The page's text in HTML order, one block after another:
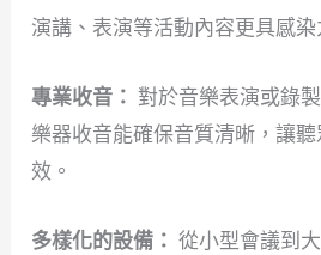
演講、表演等活動內容更具感染
專業收音： 對於音樂表演或錄
樂器收音能確保音質清晰，讓
效。
多樣化的設備： 從小型會議到